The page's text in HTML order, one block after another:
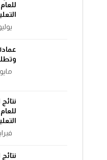
يوليو 10,
مايو 20, 2025
فبراير 20,